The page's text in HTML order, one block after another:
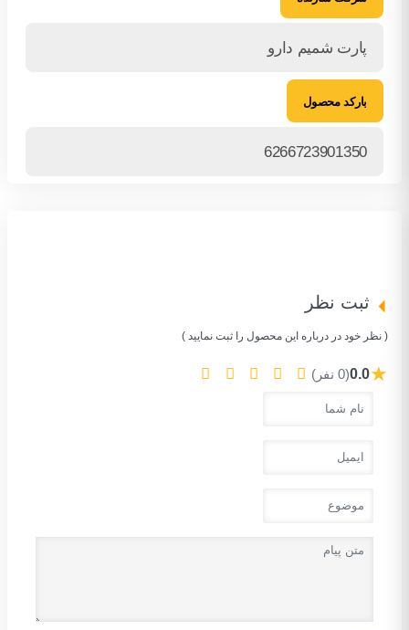
پارت شمیم دارو
بارکد محصول
6266723901350
ثبت نظر
( نظر خود در درباره این محصول را ثبت نمایید )
★
0.0(0 نفر)